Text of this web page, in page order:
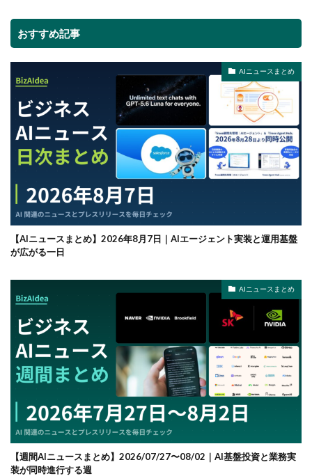
おすすめ記事
AIニュースまとめ
【AIニュースまとめ】2026年8月7日｜AIエージェント実装と運用基盤
が広がる一日
AIニュースまとめ
【週間AIニュースまとめ】2026/07/27〜08/02｜AI基盤投資と業務実
装が同時進行する週